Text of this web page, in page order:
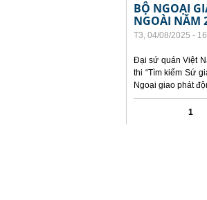
BỘ NGOẠI
NGOÀI NĂM
T3, 04/08/2025 -
Đại sứ quán Việt
thi “Tìm kiếm Sứ
Ngoại giao phát
1